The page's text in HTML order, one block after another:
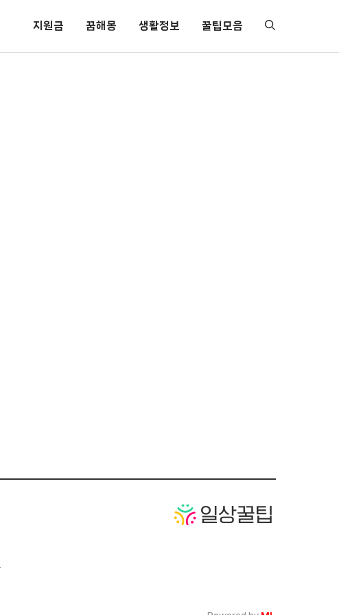
지원금 꿈해몽 생활정보 꿀팁모음